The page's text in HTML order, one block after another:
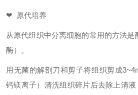
❤ 原代培养
从原代组织中分离细胞的常用的方法是
酶）。
用无菌的解剖刀和剪子将组织剪成
钙镁离子）清洗组织碎片后去除上清